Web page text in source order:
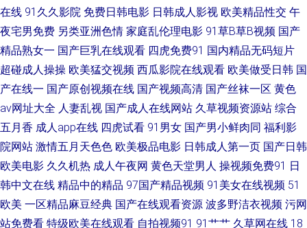
人操 伦理肏屄视频在线 国产无人区大片 超碰免费在线 97殴美资源总站 亚洲
日韩av色图 伊仁大香蕉91 97亚洲中文 狠狠撸夜夜操 欧美性交a 1024成人网
国产91网 蜜臀人妻系列 日韩久久推油 91黑料黑丝 欧美一级720p 五月天精
品导航 日韩欧美国产综合 日本热情综合网址 蜜桃91亚洲精选 狠狠插色色 操
碰影院 www473p 91色情蜜桃茄子 伊人大向焦91乱 无码一卡 欧美色淫网 91
黑丝美女 中文字幕女优熟女 无码超碰 欧美天天肏屄 后入黑丝高跟美女 大香
蕉伊人美色 超碰人人按 91色站 亚州色图1 日本另类性交 欧美色国产在线 老
在线 91久久影院 免费日韩电影 日韩成人影视 欧美精品性交 午
夜宅男免费 另类亚洲色情 家庭乱伦理电影 91草B草B视频 国产
精品熟女一 国产巨乳在线观看 四虎免费91 国内精品无码短片
超碰成人操操 欧美猛交视频 西瓜影院在线观看 欧美做受日韩 国
产在线一 国产原创视频在线 国产视频高清 国产丝袜一区 黄色
av网址大全 人妻乱视 国产成人在线网站 久草视频资源站 综合
五月香 成人app在线 四虎试看 91男女 国产男小鲜肉同 福利影
院网站 激情五月天色色 欧美极品电影 日韩成人第一页 国产日韩
欧美电影 久久机热 成人午夜网 黄色天堂男人 操视频免费91 日
韩中文在线 精品中的精品 97国产精品视频 91美女在线视频 51
欧美 一区精品麻豆经典 国产在线观看资源 波多野洁衣视频 污网
站免费看 特级欧美在线观看 自拍视频91 91艹艹 久草网在线 18